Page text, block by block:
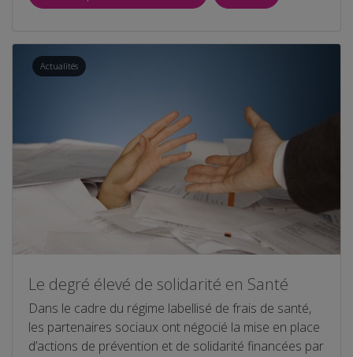
Actualités
Le degré élevé de solidarité en Santé
Dans le cadre du régime labellisé de frais de santé,
les partenaires sociaux ont négocié la mise en place
d’actions de prévention et de solidarité financées par